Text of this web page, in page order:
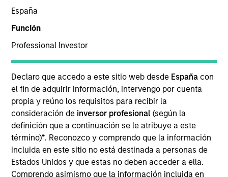
España
Función
Professional Investor
Declaro que accedo a este sitio web desde España con
el fin de adquirir información, intervengo por cuenta
propia y reúno los requisitos para recibir la
consideración de inversor profesional(según la
definición que a continuación se le atribuye a este
término)*. Reconozco y comprendo que la información
incluida en este sitio no está destinada a personas de
Estados Unidos y que estas no deben acceder a ella.
Comprendo asimismo que la información incluida en
YEARS OF INDUSTRY EXPERIENCE
EQUIPO
High Yield Team
Bryan Kelly is a portfolio specialist on the High Yield
team. He is responsible for client and internal
communications and insights on investment
strategy and portfolio positioning. He joined Eaton